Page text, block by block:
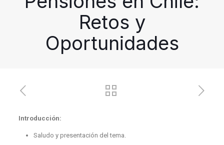
Retos y
Oportunidades
Introducción:
Saludo y presentación del tema.